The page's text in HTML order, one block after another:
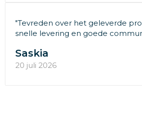
"Tevreden over het geleverde
snelle levering en goede
Saskia
20 juli 2026